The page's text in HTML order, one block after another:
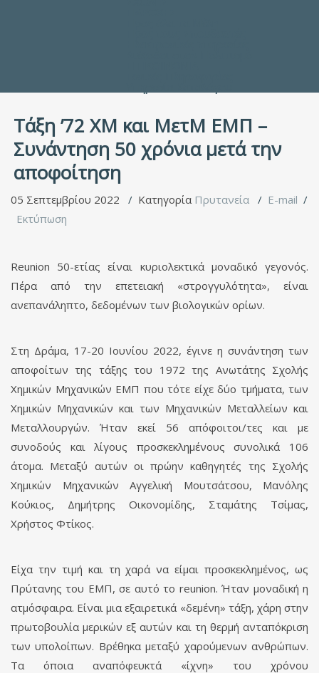
Τάξη ’72 ΧΜ και ΜετΜ ΕΜΠ –
Συνάντηση 50 χρόνια μετά την
αποφοίτηση
05 Σεπτεμβρίου 2022 Κατηγορία Πρυτανεία
E-mail
Εκτύπωση
Reunion 50-ετίας είναι κυριολεκτικά μοναδικό γεγονός.
Πέρα από την επετειακή «στρογγυλότητα», είναι
ανεπανάληπτο, δεδομένων των βιολογικών ορίων.
Στη Δράμα, 17-20 Ιουνίου 2022, έγινε η συνάντηση των
αποφοίτων της τάξης του 1972 της Ανωτάτης Σχολής
Χημικών Μηχανικών ΕΜΠ που τότε είχε δύο τμήματα, των
Χημικών Μηχανικών και των Μηχανικών Μεταλλείων και
Μεταλλουργών. Ήταν εκεί 56 απόφοιτοι/τες και με
συνοδούς και λίγους προσκεκλημένους συνολικά 106
άτομα. Μεταξύ αυτών οι πρώην καθηγητές της Σχολής
Xημικών Μηχανικών Αγγελική Μουτσάτσου, Μανόλης
Κούκιος, Δημήτρης Οικονομίδης, Σταμάτης Τσίμας,
Χρήστος Φτίκος.
Είχα την τιμή και τη χαρά να είμαι προσκεκλημένος, ως
Πρύτανης του ΕΜΠ, σε αυτό το reunion. Ήταν μοναδική η
ατμόσφαιρα. Είναι μια εξαιρετικά «δεμένη» τάξη, χάρη στην
πρωτοβουλία μερικών εξ αυτών και τη θερμή ανταπόκριση
των υπολοίπων. Βρέθηκα μεταξύ χαρούμενων ανθρώπων.
Τα όποια αναπόφευκτά «ίχνη» του χρόνου